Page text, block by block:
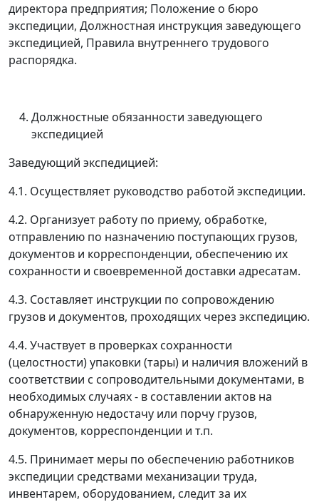
директора предприятия; Положение о бюро
экспедиции, Должностная инструкция заведующего
экспедицией, Правила внутреннего трудового
распорядка.
Должностные обязанности заведующего
экспедицией
Заведующий экспедицией:
4.1. Осуществляет руководство работой экспедиции.
4.2. Организует работу по приему, обработке,
отправлению по назначению поступающих грузов,
документов и корреспонденции, обеспечению их
сохранности и своевременной доставки адресатам.
4.3. Составляет инструкции по сопровождению
грузов и документов, проходящих через экспедицию.
4.4. Участвует в проверках сохранности
(целостности) упаковки (тары) и наличия вложений в
соответствии с сопроводительными документами, в
необходимых случаях - в составлении актов на
обнаруженную недостачу или порчу грузов,
документов, корреспонденции и т.п.
4.5. Принимает меры по обеспечению работников
экспедиции средствами механизации труда,
инвентарем, оборудованием, следит за их